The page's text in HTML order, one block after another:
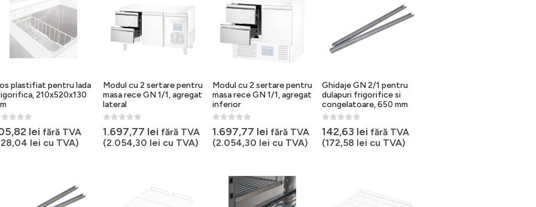
plastifiat pentru lada
210x520x130
out of 5 lei fără TVA
lei cu TVA)
Modul cu 2 sertare pentru
masa rece GN 1/1, agregat
lateral
0 out of 5
1.697,77 lei fără TVA
(2.054,30 lei cu TVA)
Modul cu 2 sertare pentru
masa rece GN 1/1, agregat
inferior
0 out of 5
1.697,77 lei fără TVA
(2.054,30 lei cu TVA)
Ghidaje GN 2/1 pentru
dulapuri frigorifice si
congelatoare, 650 mm
0 out of 5
142,63 lei fără TVA
(172,58 lei cu TVA)